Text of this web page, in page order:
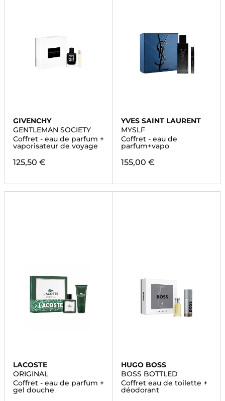
GIVENCHY
GENTLEMAN SOCIETY
Coffret - eau de parfum +
vaporisateur de voyage
125,50 €
YVES SAINT LAURENT
MYSLF
Coffret - eau de
parfum+vapo
155,00 €
LACOSTE
ORIGINAL
Coffret - eau de parfum +
gel douche
HUGO BOSS
BOSS BOTTLED
Coffret eau de toilette +
déodorant